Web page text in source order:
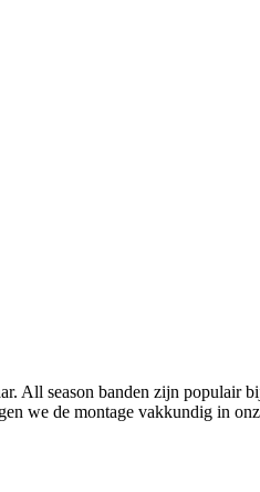
All season banden zijn
we de montage vakkundig in